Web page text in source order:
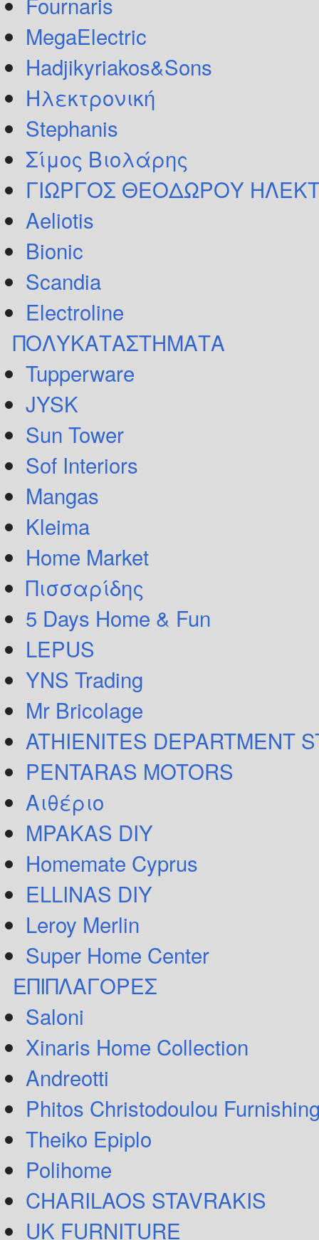
MegaElectric
Hadjikyriakos&Sons
Ηλεκτρονική
Stephanis
Σίμος Βιολάρης
ΓΙΩΡΓΟΣ ΘΕΟΔΩΡΟΥ
Aeliotis
Bionic
Scandia
Electroline
ΠΟΛΥΚΑΤΑΣΤΗΜΑΤΑ
Tupperware
JYSK
Sun Tower
Sof Interiors
Mangas
Kleima
Home Market
Πισσαρίδης
5 Days Home & Fun
LEPUS
YNS Trading
Mr Bricolage
ATHIENITES DEPARTMENT
PENTARAS MOTORS
Αιθέριο
MPAKAS DIY
Homemate Cyprus
ELLINAS DIY
Leroy Merlin
Super Home Center
ΕΠΙΠΛΑΓΟΡΕΣ
Saloni
Xinaris Home Collection
Andreotti
Phitos Christodoulou
Theiko Epiplo
Polihome
CHARILAOS STAVRAKIS
UK FURNITURE